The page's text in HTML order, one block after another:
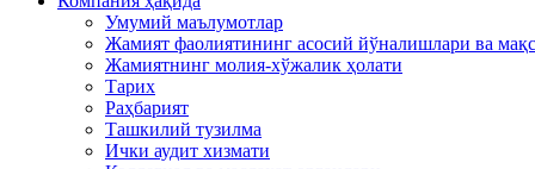
Умумий маълумотлар
Жамият фаолиятининг асосий йўналишлари ва
Жамиятнинг молия-хўжалик ҳолати
Тарих
Раҳбарият
Ташкилий тузилма
Ички аудит хизмати